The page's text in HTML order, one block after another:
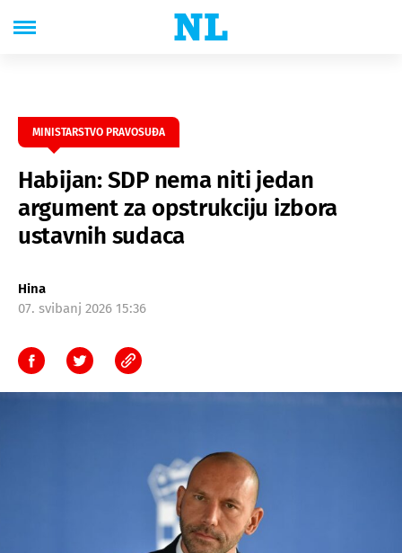
MINISTARSTVO PRAVOSUĐA
Habijan: SDP nema niti jedan
argument za opstrukciju izbora
ustavnih sudaca
Hina
07. svibanj 2026 15:36